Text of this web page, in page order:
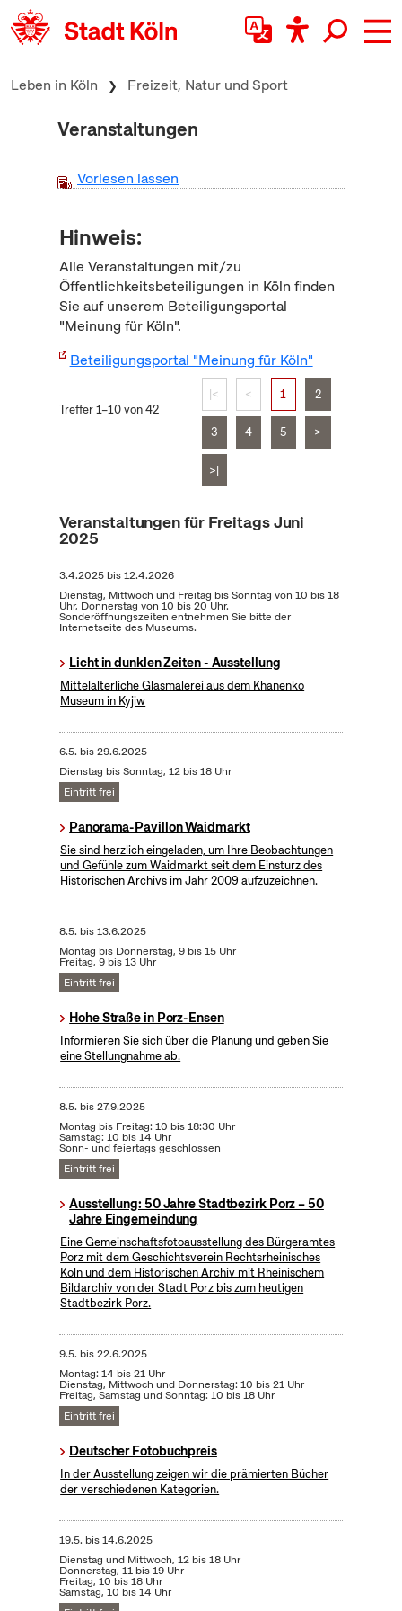
zum Inhalt springen
Leben in Köln Freizeit, Natur und Sport
Veranstaltungen
Vorlesen lassen
Hinweis:
Alle Veranstaltungen mit/zu
Öffentlichkeitsbeteiligungen in Köln finden
Sie auf unserem Beteiligungsportal
"Meinung für Köln".
Beteiligungsportal "Meinung für Köln"
Treffer 1–10 von 42
|< < 1 2
3 4 5 >
>|
Veranstaltungen für Freitags Juni
2025
3.4.2025bis12.4.2026
Dienstag, Mittwoch und Freitag bis Sonntag von 10 bis 18
Uhr, Donnerstag von 10 bis 20 Uhr.
Sonderöffnungszeiten entnehmen Sie bitte der
Internetseite des Museums.
Licht in dunklen Zeiten - Ausstellung
Mittelalterliche Glasmalerei aus dem Khanenko
Museum in Kyjiw
6.5. bis29.6.2025
Dienstag bis Sonntag, 12 bis 18 Uhr
Eintritt frei
Panorama-Pavillon Waidmarkt
Sie sind herzlich eingeladen, um Ihre Beobachtungen
und Gefühle zum Waidmarkt seit dem Einsturz des
Historischen Archivs im Jahr 2009 aufzuzeichnen.
8.5. bis13.6.2025
Montag bis Donnerstag, 9 bis 15 Uhr
Freitag, 9 bis 13 Uhr
Eintritt frei
Hohe Straße in Porz-Ensen
Informieren Sie sich über die Planung und geben Sie
eine Stellungnahme ab.
8.5. bis27.9.2025
Montag bis Freitag: 10 bis 18:30 Uhr
Samstag: 10 bis 14 Uhr
Sonn- und feiertags geschlossen
Eintritt frei
Ausstellung: 50 Jahre Stadtbezirk Porz – 50
Jahre Eingemeindung
Eine Gemeinschaftsfotoausstellung des Bürgeramtes
Porz mit dem Geschichtsverein Rechtsrheinisches
Köln und dem Historischen Archiv mit Rheinischem
Bildarchiv von der Stadt Porz bis zum heutigen
Stadtbezirk Porz.
9.5. bis22.6.2025
Montag: 14 bis 21 Uhr
Dienstag, Mittwoch und Donnerstag: 10 bis 21 Uhr
Freitag, Samstag und Sonntag: 10 bis 18 Uhr
Eintritt frei
Deutscher Fotobuchpreis
In der Ausstellung zeigen wir die prämierten Bücher
der verschiedenen Kategorien.
19.5. bis14.6.2025
Dienstag und Mittwoch, 12 bis 18 Uhr
Donnerstag, 11 bis 19 Uhr
Freitag, 10 bis 18 Uhr
Samstag, 10 bis 14 Uhr